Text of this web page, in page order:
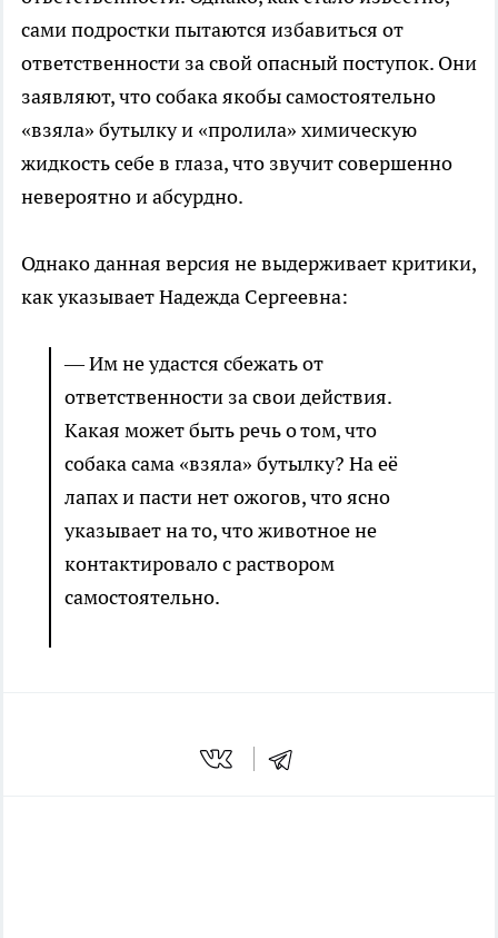
сами подростки пытаются избавиться от
ответственности за свой опасный поступок. Они
заявляют, что собака якобы самостоятельно
«взяла» бутылку и «пролила» химическую
жидкость себе в глаза, что звучит совершенно
невероятно и абсурдно.
Однако данная версия не выдерживает критики,
как указывает Надежда Сергеевна:
— Им не удастся сбежать от
ответственности за свои действия.
Какая может быть речь о том, что
собака сама «взяла» бутылку? На её
лапах и пасти нет ожогов, что ясно
указывает на то, что животное не
контактировало с раствором
самостоятельно.